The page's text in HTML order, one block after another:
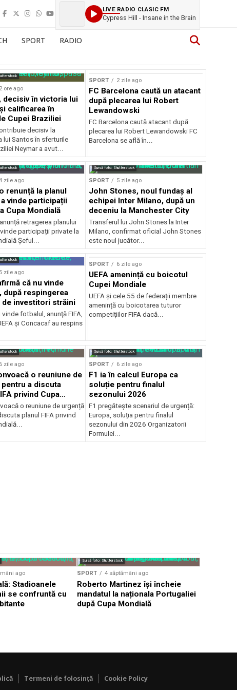
LIVE RADIO CLASIC FM
Cypress Hill - Insane in the Brain
SPORT RADIO
2 ore ago
decisiv în victoria lui
calificarea în
Cupei Braziliei
decisiv la
lui Santos în sferturile
Neymar a avut...
SPORT 2 zile ago
FC Barcelona caută un atacant
după plecarea lui Robert
Lewandowski
FC Barcelona caută atacant după
plecarea lui Robert Lewandowski FC
Barcelona se află în...
zile ago
renunță la planul
a vinde participații
Cupa Mondială
retragerea planului
vinde participații private la
Șeful...
Sursă foto: Shutterstock
SPORT 5 zile ago
John Stones, noul fundaș al
echipei Inter Milano, după un
deceniu la Manchester City
Transferul lui John Stones la Inter
Milano, confirmat oficial John Stones
este noul jucător...
5 zile ago
că nu vinde
după respingerea
de investitori străini
vinde fotbalul, anunţă FIFA,
şi Concacaf au respins
SPORT 6 zile ago
UEFA amenință cu boicotul
Cupei Mondiale
UEFA și cele 55 de federații membre
amenință cu boicotarea tuturor
competițiilor FIFA dacă...
6 zile ago
o reuniune de
a discuta
privind Cupa
o reuniune de urgență
planul FIFA privind
Sursă foto: Shutterstock
SPORT 6 zile ago
F1 ia în calcul Europa ca
soluție pentru finalul
sezonului 2026
F1 pregătește scenariul de urgență:
Europa, soluția pentru finalul
sezonului din 2026 Organizatorii
Formulei...
ago
Stadioanele
se confruntă cu
Sursă foto: Shutterstock
SPORT 4 săptămâni ago
Roberto Martinez își încheie
mandatul la naționala Portugaliei
după Cupa Mondială
Termeni de folosință Cookie Policy